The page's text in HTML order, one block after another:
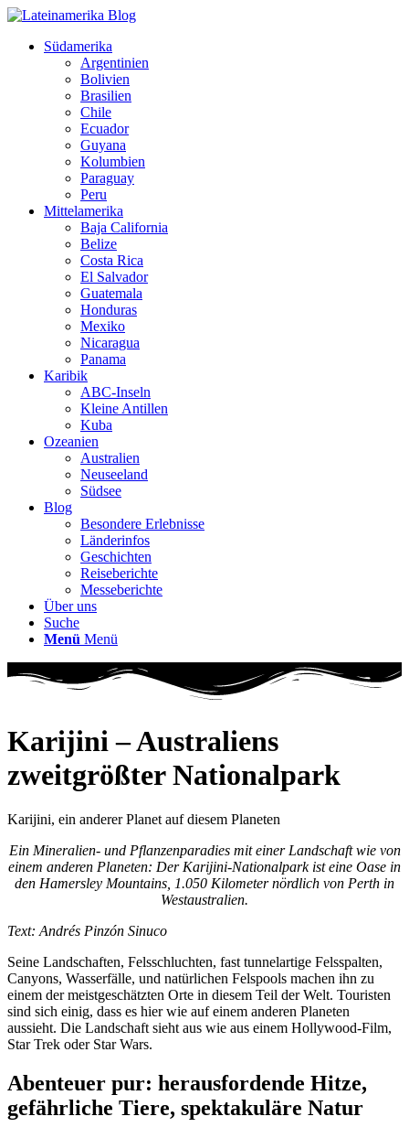
Südamerika
Argentinien
Bolivien
Brasilien
Chile
Ecuador
Guyana
Kolumbien
Paraguay
Peru
Mittelamerika
Baja California
Belize
Costa Rica
El Salvador
Guatemala
Honduras
Mexiko
Nicaragua
Panama
Karibik
ABC-Inseln
Kleine Antillen
Kuba
Ozeanien
Australien
Neuseeland
Südsee
Blog
Besondere Erlebnisse
Länderinfos
Geschichten
Reiseberichte
Messeberichte
Über uns
Suche
Menü Menü
Karijini – Australiens
zweitgrößter Nationalpark
Karijini, ein anderer Planet auf diesem Planeten
Ein Mineralien- und Pflanzenparadies mit einer Landschaft wie von
einem anderen Planeten: Der Karijini-Nationalpark ist eine Oase in
den Hamersley Mountains, 1.050 Kilometer nördlich von Perth in
Westaustralien.
Text: Andrés Pinzón Sinuco
Seine Landschaften, Felsschluchten, fast tunnelartige Felsspalten,
Canyons, Wasserfälle, und natürlichen Felspools machen ihn zu
einem der meistgeschätzten Orte in diesem Teil der Welt. Touristen
sind sich einig, dass es hier wie auf einem anderen Planeten
aussieht. Die Landschaft sieht aus wie aus einem Hollywood-Film,
Star Trek oder Star Wars.
Abenteuer pur: herausfordende Hitze,
gefährliche Tiere, spektakuläre Natur